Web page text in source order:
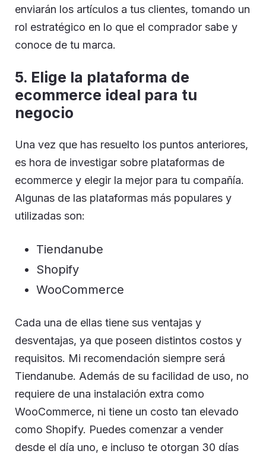
enviarán los artículos a tus clientes, tomando un
rol estratégico en lo que el comprador sabe y
conoce de tu marca.
5. Elige la plataforma de
ecommerce ideal para tu
negocio
Una vez que has resuelto los puntos anteriores,
es hora de investigar sobre plataformas de
ecommerce y elegir la mejor para tu compañía.
Algunas de las plataformas más populares y
utilizadas son:
Tiendanube
Shopify
WooCommerce
Cada una de ellas tiene sus ventajas y
desventajas, ya que poseen distintos costos y
requisitos. Mi recomendación siempre será
Tiendanube. Además de su facilidad de uso, no
requiere de una instalación extra como
WooCommerce, ni tiene un costo tan elevado
como Shopify. Puedes comenzar a vender
desde el día uno, e incluso te otorgan 30 días